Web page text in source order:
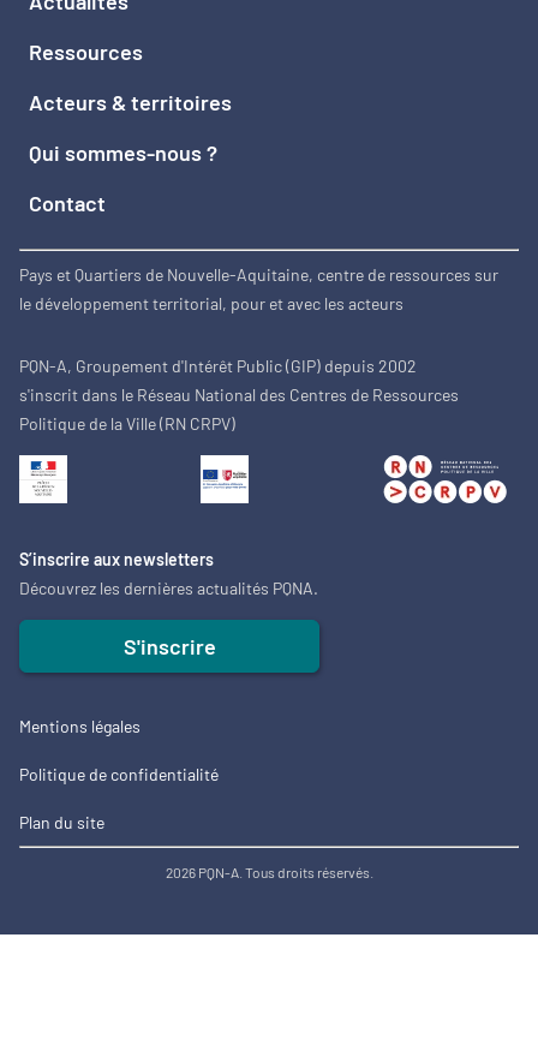
Ressources
Acteurs & territoires
Qui sommes-nous ?
Contact
Pays et Quartiers de Nouvelle-Aquitaine, centre de ressources sur
le développement territorial, pour et avec les acteurs
PQN-A, Groupement d'Intérêt Public (GIP) depuis 2002
s'inscrit dans le Réseau National des Centres de Ressources
Politique de la Ville (RN CRPV)
S’inscrire aux newsletters
Découvrez les dernières actualités PQNA.
S'inscrire
Mentions légales
Politique de confidentialité
Plan du site
2026 PQN-A. Tous droits réservés.